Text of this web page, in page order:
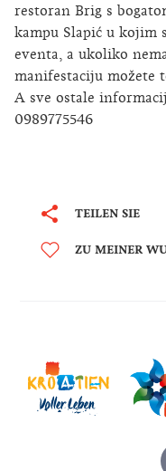
restoran Brig s
kampu Slapić u
eventa, a ukoliko
manifestaciju možete
A sve ostale
0989775546
TEILEN SIE
ZU MEINER